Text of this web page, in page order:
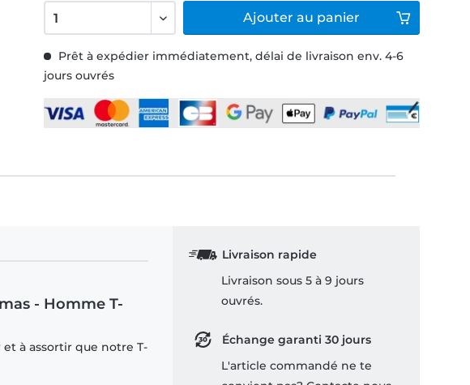
Prêt à expédier immédiatement, délai de livraison env. 4-6
jours ouvrés
Ajouter au panier
- Homme T-
à assortir que notre T-
Livraison rapide
Livraison sous 5 à 9 jours
ouvrés.
Échange garanti 30 jours
L'article commandé ne te